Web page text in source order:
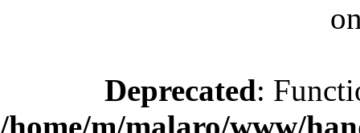
Deprecated: